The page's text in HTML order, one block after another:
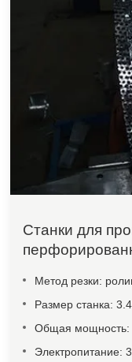
Станки для
Метод резки:
Размер станка:
Общая мощность:
Электропитание: